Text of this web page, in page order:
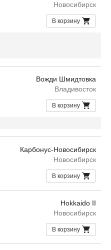
Новосибирск
В корзину
Вожди Шмидтовка
Владивосток
В корзину
Карбонус-Новосибирск
Новосибирск
В корзину
Hokkaido II
Новосибирск
В корзину